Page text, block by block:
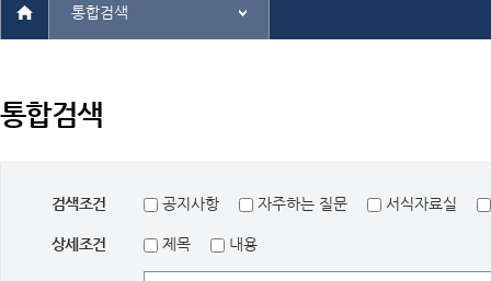
통합검색
통합검색
검색조건 공지사항 자주하는 질문 서식자료실
상세조건 제목 내용